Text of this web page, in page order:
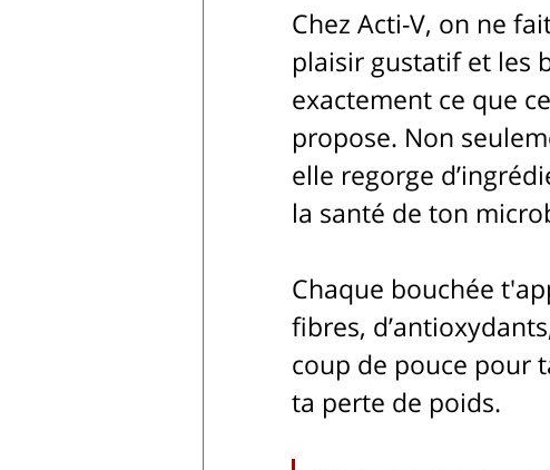
Chez Acti-V, on ne
plaisir gustatif et les
exactement ce que
propose. Non
elle regorge
la santé de ton
Chaque bouchée
fibres,
coup de pouce pour
ta perte de poids.